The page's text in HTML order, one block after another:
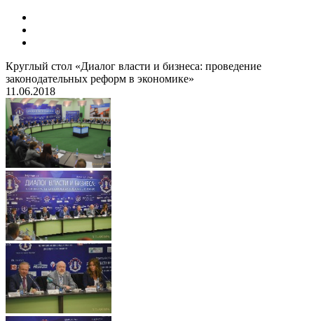
Круглый стол «Диалог власти и бизнеса: проведение
законодательных реформ в экономике»
11.06.2018